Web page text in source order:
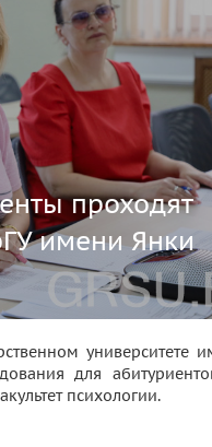
проходят
имени Янки
университете
для
психологии.